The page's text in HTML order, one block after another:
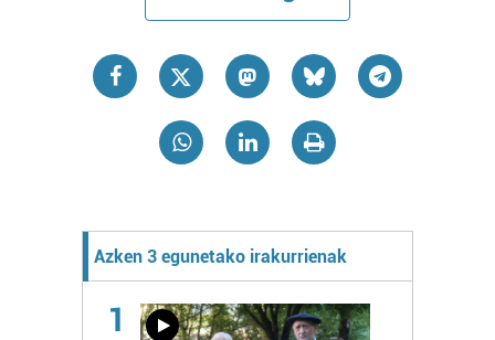
Azken 3 egunetako irakurrienak
1